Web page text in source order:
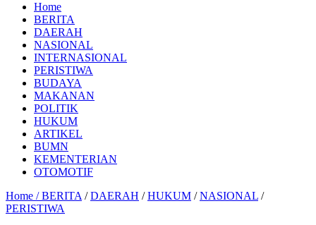
Home
BERITA
DAERAH
NASIONAL
INTERNASIONAL
PERISTIWA
BUDAYA
MAKANAN
POLITIK
HUKUM
ARTIKEL
BUMN
KEMENTERIAN
OTOMOTIF
Home /BERITA /DAERAH /HUKUM /NASIONAL /
PERISTIWA